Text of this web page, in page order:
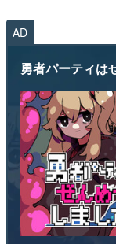
AD
勇者パーティは